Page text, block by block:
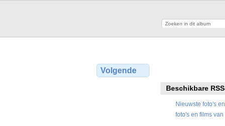
Volgende
Beschikbare
Nieuwste foto's
foto's en films